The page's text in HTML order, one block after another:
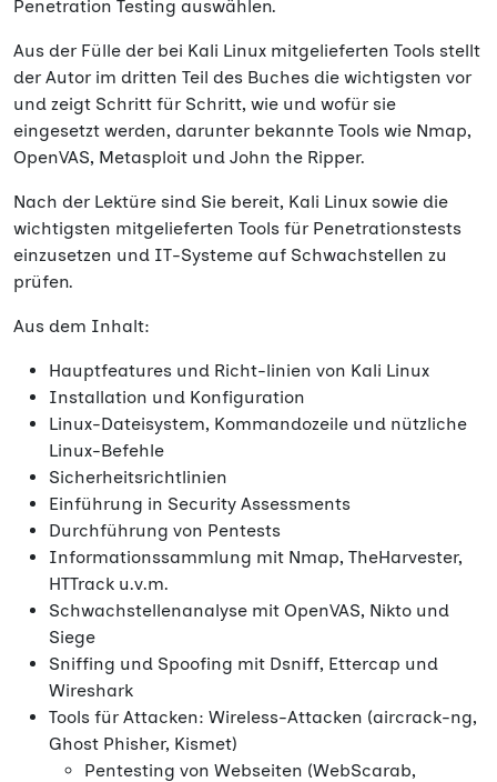
Penetration Testing auswählen.
Aus der Fülle der bei Kali Linux mitgelieferten Tools stellt
der Autor im dritten Teil des Buches die wichtigsten vor
und zeigt Schritt für Schritt, wie und wofür sie
eingesetzt werden, darunter bekannte Tools wie Nmap,
OpenVAS, Metasploit und John the Ripper.
Nach der Lektüre sind Sie bereit, Kali Linux sowie die
wichtigsten mitgelieferten Tools für Penetrationstests
einzusetzen und IT-Systeme auf Schwachstellen zu
prüfen.
Aus dem Inhalt:
Hauptfeatures und Richt-linien von Kali Linux
Installation und Konfiguration
Linux-Dateisystem, Kommandozeile und nützliche
Linux-Befehle
Sicherheitsrichtlinien
Einführung in Security Assessments
Durchführung von Pentests
Informationssammlung mit Nmap, TheHarvester,
HTTrack u.v.m.
Schwachstellenanalyse mit OpenVAS, Nikto und
Siege
Sniffing und Spoofing mit Dsniff, Ettercap und
Wireshark
Tools für Attacken: Wireless-Attacken (aircrack-ng,
Ghost Phisher, Kismet)
Pentesting von Webseiten (WebScarab,